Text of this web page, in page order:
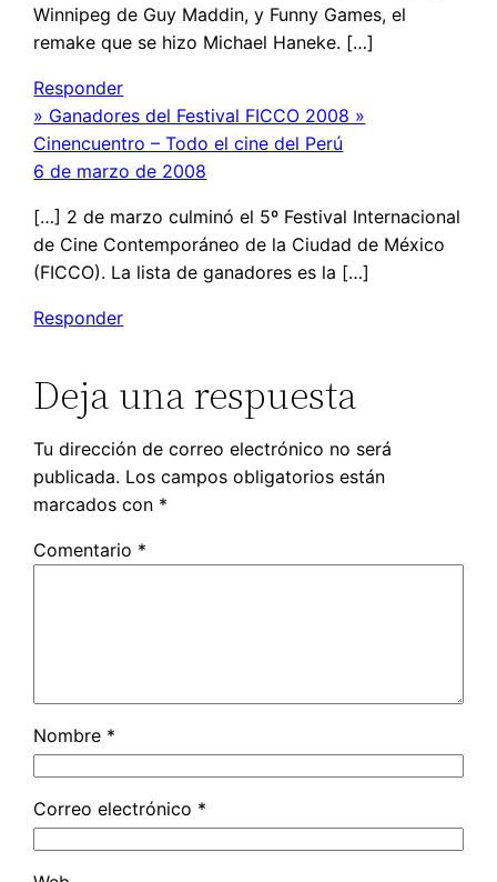
Winnipeg de Guy Maddin, y Funny Games, el
remake que se hizo Michael Haneke. […]
Responder
» Ganadores del Festival FICCO 2008 »
Cinencuentro – Todo el cine del Perú
6 de marzo de 2008
[…] 2 de marzo culminó el 5º Festival Internacional
de Cine Contemporáneo de la Ciudad de México
(FICCO). La lista de ganadores es la […]
Responder
Deja una respuesta
Tu dirección de correo electrónico no será
publicada. Los campos obligatorios están
marcados con *
Comentario *
Nombre *
Correo electrónico *